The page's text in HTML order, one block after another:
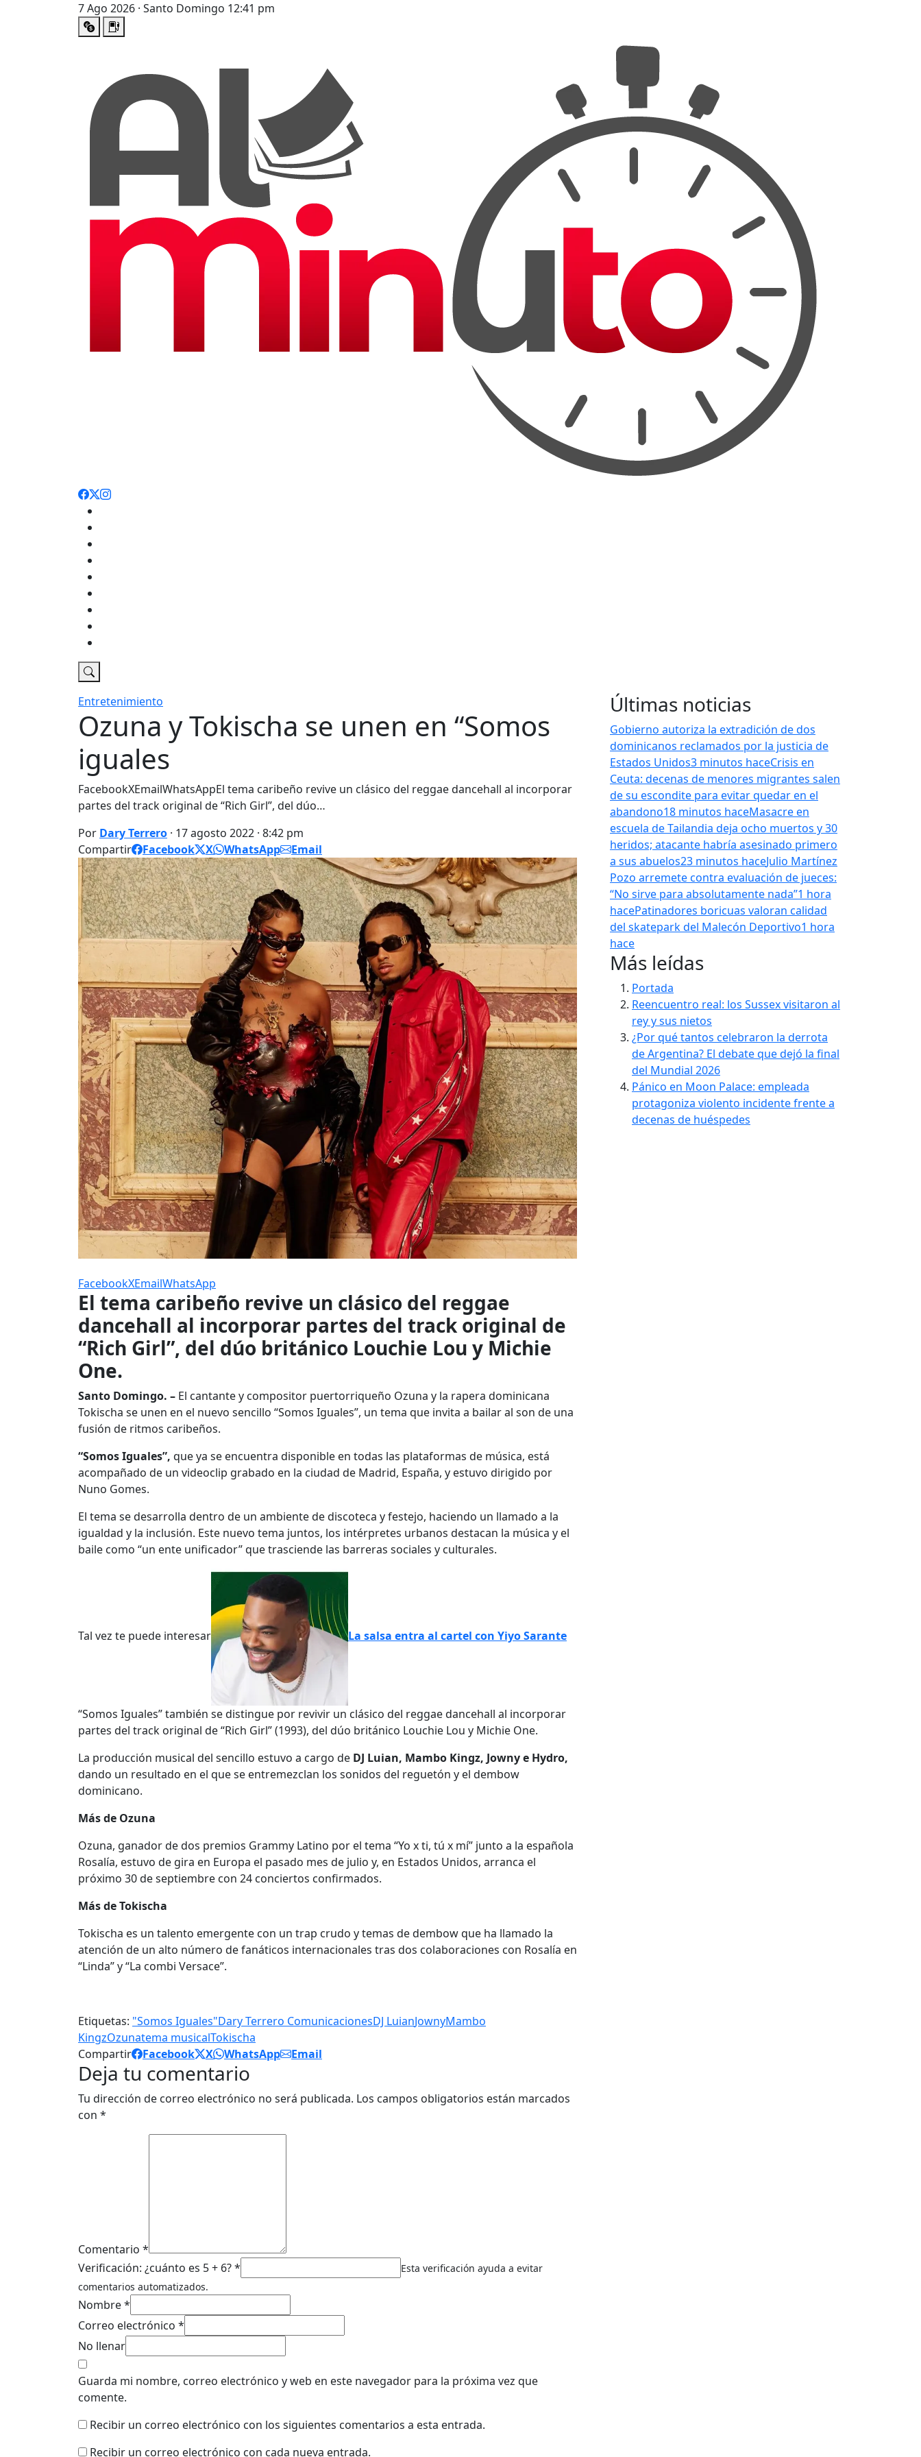
7 Ago 2026 · Santo Domingo 12:41 pm
Entretenimiento
Ozuna y Tokischa se unen en “Somos
iguales
FacebookXEmailWhatsAppEl tema caribeño revive un clásico del reggae dancehall al incorporar
partes del track original de “Rich Girl”, del dúo…
Por Dary Terrero · 17 agosto 2022 · 8:42 pm
Compartir
Facebook X WhatsApp Email
FacebookXEmailWhatsApp
El tema caribeño revive un clásico del reggae
dancehall al incorporar partes del track original de
“Rich Girl”, del dúo británico Louchie Lou y Michie
One.
Santo Domingo. – El cantante y compositor puertorriqueño Ozuna y la rapera dominicana
Tokischa se unen en el nuevo sencillo “Somos Iguales”, un tema que invita a bailar al son de una
fusión de ritmos caribeños.
“Somos Iguales”, que ya se encuentra disponible en todas las plataformas de música, está
acompañado de un videoclip grabado en la ciudad de Madrid, España, y estuvo dirigido por
Nuno Gomes.
El tema se desarrolla dentro de un ambiente de discoteca y festejo, haciendo un llamado a la
igualdad y la inclusión. Este nuevo tema juntos, los intérpretes urbanos destacan la música y el
baile como “un ente unificador” que trasciende las barreras sociales y culturales.
Tal vez te puede interesar La salsa entra al cartel con Yiyo Sarante
“Somos Iguales” también se distingue por revivir un clásico del reggae dancehall al incorporar
partes del track original de “Rich Girl” (1993), del dúo británico Louchie Lou y Michie One.
La producción musical del sencillo estuvo a cargo de DJ Luian, Mambo Kingz, Jowny e Hydro,
dando un resultado en el que se entremezclan los sonidos del reguetón y el dembow
dominicano.
Más de Ozuna
Ozuna, ganador de dos premios Grammy Latino por el tema “Yo x ti, tú x mí” junto a la española
Rosalía, estuvo de gira en Europa el pasado mes de julio y, en Estados Unidos, arranca el
próximo 30 de septiembre con 24 conciertos confirmados.
Más de Tokischa
Tokischa es un talento emergente con un trap crudo y temas de dembow que ha llamado la
atención de un alto número de fanáticos internacionales tras dos colaboraciones con Rosalía en
“Linda” y “La combi Versace”.
Etiquetas: "Somos Iguales"Dary Terrero ComunicacionesDJ LuianJownyMambo
KingzOzunatema musicalTokischa
Compartir
Facebook X WhatsApp Email
Deja tu comentario
Tu dirección de correo electrónico no será publicada. Los campos obligatorios están marcados
con *
Comentario *
Verificación: ¿cuánto es 5 + 6? *
Esta verificación ayuda a evitar
comentarios automatizados.
Nombre *
Correo electrónico *
No llenar
Guarda mi nombre, correo electrónico y web en este navegador para la próxima vez que
comente.
Recibir un correo electrónico con los siguientes comentarios a esta entrada.
Recibir un correo electrónico con cada nueva entrada.
Últimas noticias
Gobierno autoriza la extradición de dos
dominicanos reclamados por la justicia de
Estados Unidos3 minutos haceCrisis en
Ceuta: decenas de menores migrantes salen
de su escondite para evitar quedar en el
abandono18 minutos haceMasacre en
escuela de Tailandia deja ocho muertos y 30
heridos; atacante habría asesinado primero
a sus abuelos23 minutos haceJulio Martínez
Pozo arremete contra evaluación de jueces:
“No sirve para absolutamente nada”1 hora
hacePatinadores boricuas valoran calidad
del skatepark del Malecón Deportivo1 hora
hace
Más leídas
Portada
Reencuentro real: los Sussex visitaron al
rey y sus nietos
¿Por qué tantos celebraron la derrota
de Argentina? El debate que dejó la final
del Mundial 2026
Pánico en Moon Palace: empleada
protagoniza violento incidente frente a
decenas de huéspedes